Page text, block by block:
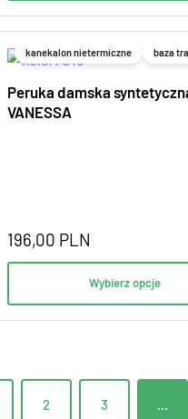
kanekalon nietermiczne baza
Peruka damska
VANESSA
196,00 PLN
Wybierz opcje
2 3 …